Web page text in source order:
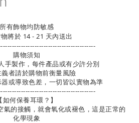
所有飾物均防敏感
將於 14 - 21 天內送出
購物須知
手製作，每件產品或有少許分別
者請於購物前衡量風險
或導致色差，一切皆以實物為準
【如何保養耳環？】
氣的接觸，就會氧化或褪色，這是正常的
化學現象